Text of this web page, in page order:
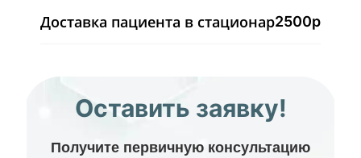
Доставка пациента в стационар2500р
Оставить заявку!
Получите первичную консультацию